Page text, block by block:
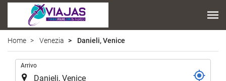
Home Venezia Danieli, Venice
Arrivo